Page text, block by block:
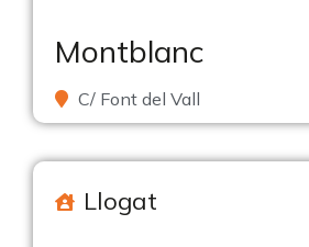
Montblanc
C/ Font del Vall
Llogat